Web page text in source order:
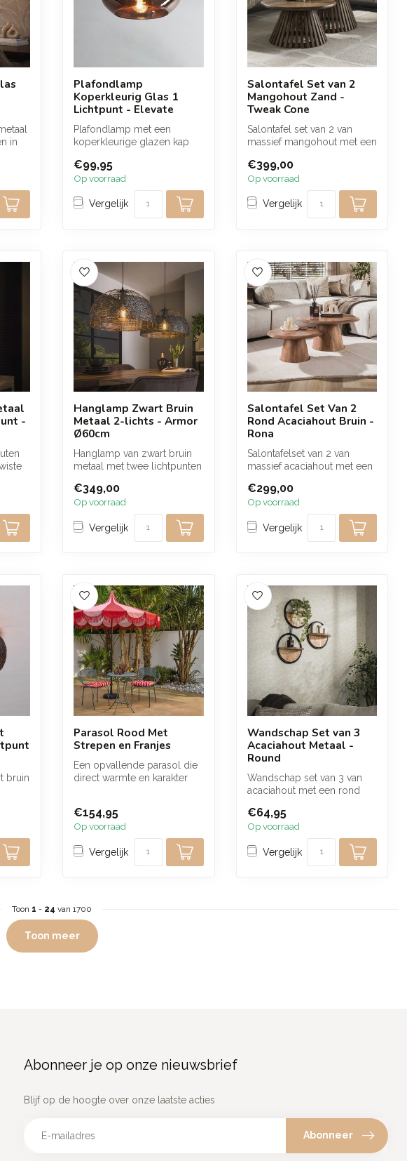
in
Plafondlamp
Koperkleurig Glas 1
Lichtpunt - Elevate
Plafondlamp met een
koperkleurige glazen kap
en sfeervo...
€99,95
Op voorraad
Vergelijk
Salontafel Set van 2
Mangohout Zand -
Tweak Cone
Salontafel set van 2 van
massief mangohout met een
afwerking ...
€399,00
Op voorraad
Vergelijk
-
Hanglamp Zwart Bruin
Metaal 2-lichts - Armor
Ø60cm
Hanglamp van zwart bruin
metaal met twee lichtpunten
e...
€349,00
Op voorraad
Vergelijk
Salontafel Set Van 2
Rond Acaciahout Bruin -
Rona
Salontafelset van 2 van
massief acaciahout met een
ro...
€299,00
Op voorraad
Vergelijk
bruin
Parasol Rood Met
Strepen en Franjes
Een opvallende parasol die
direct warmte en karakter
€154,95
Op voorraad
Vergelijk
Wandschap Set van 3
Acaciahout Metaal -
Round
Wandschap set van 3 van
acaciahout met een rond
platea...
€64,95
Op voorraad
Vergelijk
Toon 1 - 24 van 1700
Toon meer
Abonneer je op onze nieuwsbrief
Blijf op de hoogte over onze laatste acties
Abonneer